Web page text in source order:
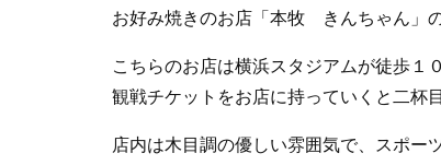
お好み焼きのお店「本牧 きんちゃん」
こちらのお店は横浜スタジアムが徒歩
観戦チケットをお店に持っていくと二杯
店内は木目調の優しい雰囲気で、スポー